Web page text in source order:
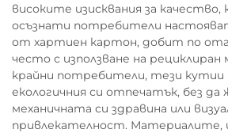
високите изисквания за
осъзнати потребители
от хартиен картон, добит по
често с използване на
крайни потребители, тези
екологичния си отпечатък, без
механичната си здравина или
привлекателност. Материалите,